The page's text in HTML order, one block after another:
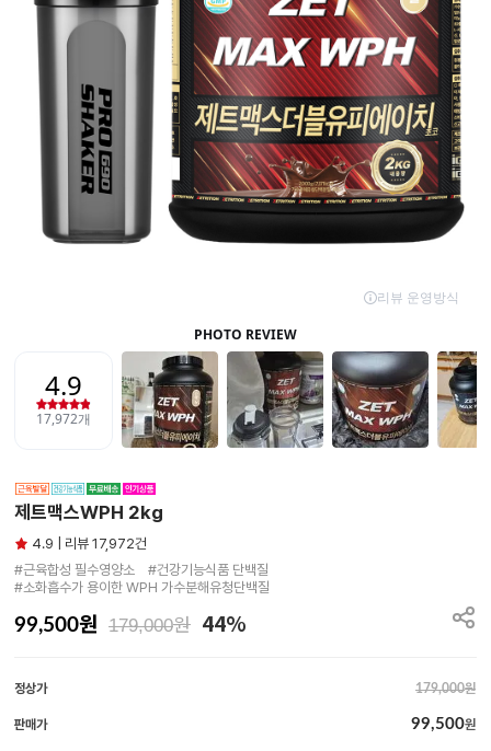
제트맥스WPH 2kg
4.9 | 리뷰 17,972건
#근육합성 필수영양소　#건강기능식품 단백질
#소화흡수가 용이한 WPH 가수분해유청단백질
99,500원 179,000원 44%
정상가 179,000원
판매가 99,500원